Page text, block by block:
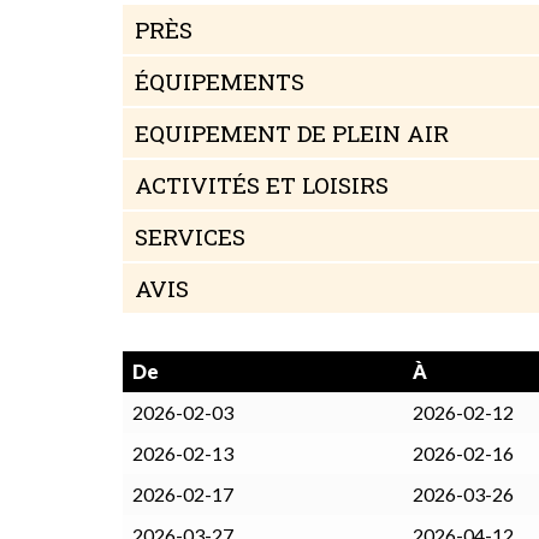
PRÈS
ÉQUIPEMENTS
EQUIPEMENT DE PLEIN AIR
ACTIVITÉS ET LOISIRS
SERVICES
AVIS
De À
2026-02-03
2026-02-12
2026-02-13
2026-02-16
2026-02-17
2026-03-26